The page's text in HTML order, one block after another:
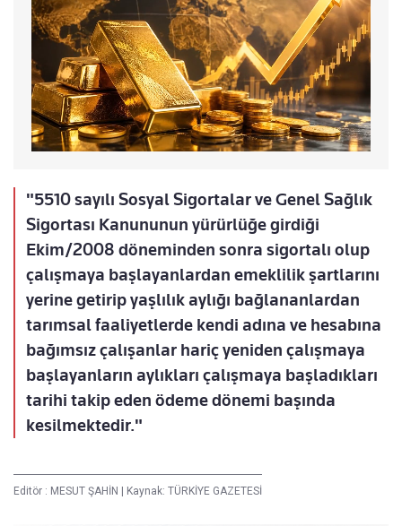
"5510 sayılı Sosyal Sigortalar ve Genel Sağlık
Sigortası Kanununun yürürlüğe girdiği
Ekim/2008 döneminden sonra sigortalı olup
çalışmaya başlayanlardan emeklilik şartlarını
yerine getirip yaşlılık aylığı bağlananlardan
tarımsal faaliyetlerde kendi adına ve hesabına
bağımsız çalışanlar hariç yeniden çalışmaya
başlayanların aylıkları çalışmaya başladıkları
tarihi takip eden ödeme dönemi başında
kesilmektedir."
Editör : MESUT ŞAHİN | Kaynak: TÜRKİYE GAZETESİ